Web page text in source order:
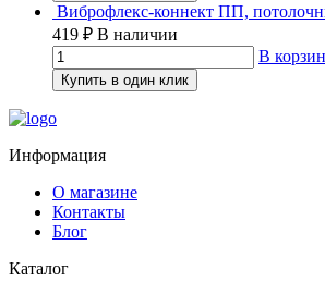
Виброфлекс-коннект ПП,
419 ₽ В наличии
В
Купить в один клик
Информация
О магазине
Контакты
Блог
Каталог